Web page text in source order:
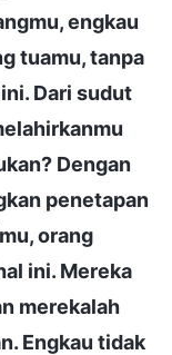
engkau
tuamu, tanpa
Dari sudut
Dengan
penetapan
orang
ini. Mereka
merekalah
Engkau tidak